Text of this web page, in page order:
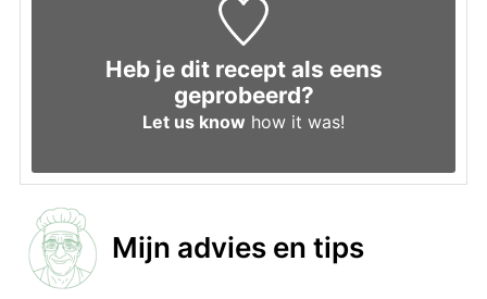
Heb je dit recept als eens
geprobeerd?
Let us know how it was!
Mijn advies en tips